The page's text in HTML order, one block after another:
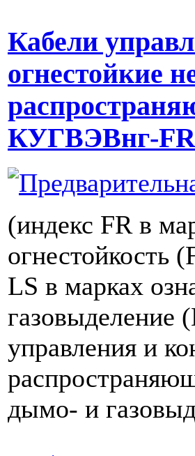
Кабели
огнестойкие
КУГВЭВнг-
(индекс FR в
огнестойкость
LS в марках
газовыделение
управления и
дымо- и